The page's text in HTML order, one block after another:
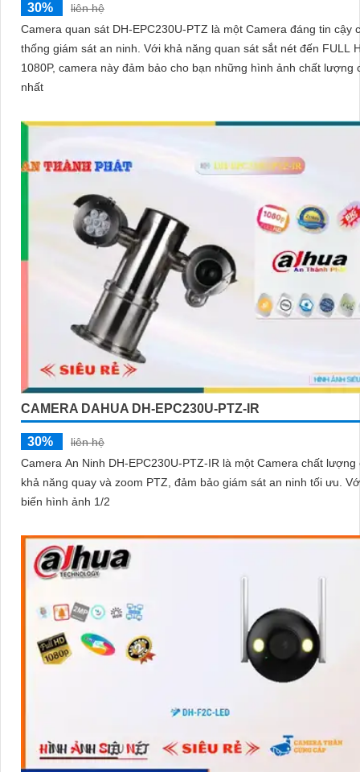
30%
liên hệ
Camera quan sát DH-EPC230U-PTZ là một Camera đáng tin cậy
thống giám sát an ninh. Với khả năng quan sát sắt nét đến FULL HD
1080P, camera này đảm bảo cho bạn những hình ảnh chất lượng
nhất
CAMERA DAHUA DH-EPC230U-PTZ-IR
30%
liên hệ
Camera An Ninh DH-EPC230U-PTZ-IR là một Camera chất lượng
khả năng quay và zoom PTZ, đảm bảo giám sát an ninh tối ưu. Với cảm
biến hình ảnh 1/2